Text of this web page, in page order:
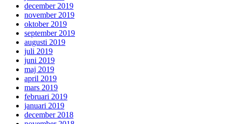
december 2019
november 2019
oktober 2019
september 2019
augusti 2019
juli 2019
juni 2019
maj 2019
april 2019
mars 2019
februari 2019
januari 2019
december 2018